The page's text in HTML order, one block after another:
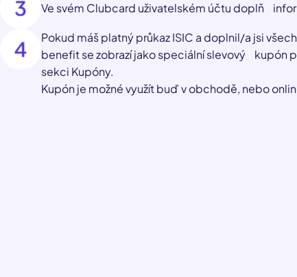
Ve svém Clubcard uživatelském účtu doplň
Pokud máš platný průkaz ISIC a doplnil/a jsi
benefit se zobrazí jako speciální slevový kupón
sekci Kupóny.
Kupón je možné využít buď v obchodě, nebo